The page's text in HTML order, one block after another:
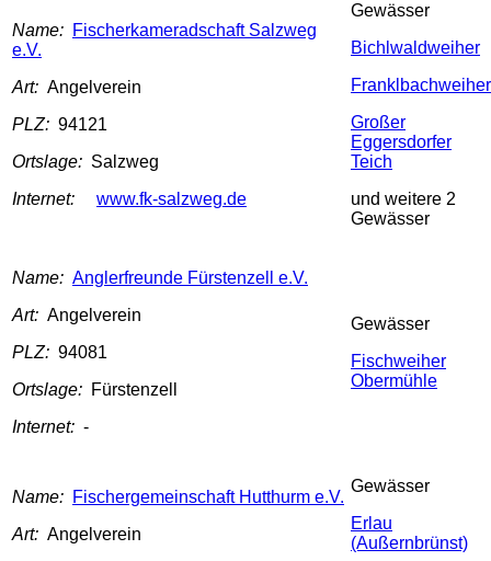
Name: Fischerkameradschaft Salzweg
e.V.
Art: Angelverein
PLZ: 94121
Ortslage: Salzweg
Internet:
www.fk-salzweg.de
Gewässer
Bichlwaldweiher
Franklbachweiher
Großer
Eggersdorfer
Teich
und weitere 2
Gewässer
Name: Anglerfreunde Fürstenzell e.V.
Art: Angelverein
PLZ: 94081
Ortslage: Fürstenzell
Internet: -
Gewässer
Fischweiher
Obermühle
Name: Fischergemeinschaft Hutthurm e.V.
Art: Angelverein
Gewässer
Erlau
(Außernbrünst)